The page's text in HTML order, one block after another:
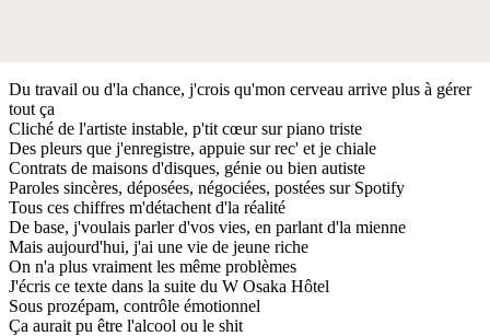
Du travail ou d'la chance, j'crois qu'mon cerveau arrive plus à gérer
tout ça
Cliché de l'artiste instable, p'tit cœur sur piano triste
Des pleurs que j'enregistre, appuie sur rec' et je chiale
Contrats de maisons d'disques, génie ou bien autiste
Paroles sincères, déposées, négociées, postées sur Spotify
Tous ces chiffres m'détachent d'la réalité
De base, j'voulais parler d'vos vies, en parlant d'la mienne
Mais aujourd'hui, j'ai une vie de jeune riche
On n'a plus vraiment les même problèmes
J'écris ce texte dans la suite du W Osaka Hôtel
Sous prozépam, contrôle émotionnel
Ça aurait pu être l'alcool ou le shit